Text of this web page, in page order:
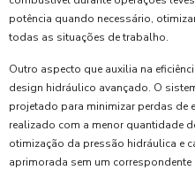
potência quando necessário,
todas as situações de trabalho.
Outro aspecto que auxilia na
design hidráulico avançado. O
projetado para minimizar perdas de
realizado com a menor quantidade
otimização da pressão hidráulica e
aprimorada sem um